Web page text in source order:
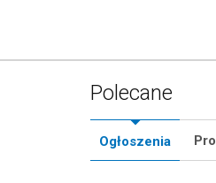
Polecane
Ogłoszenia